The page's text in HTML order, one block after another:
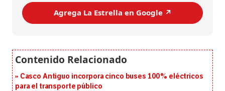
Agrega La Estrella en Google ↗️
Casco Antiguo incorpora cinco buses 100% eléctricos
para el transporte público